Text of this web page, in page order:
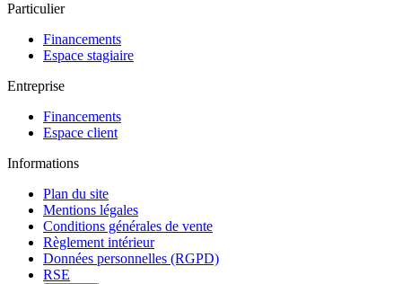
Particulier
Financements
Espace stagiaire
Entreprise
Financements
Espace client
Informations
Plan du site
Mentions légales
Conditions générales de vente
Règlement intérieur
Données personnelles (RGPD)
RSE